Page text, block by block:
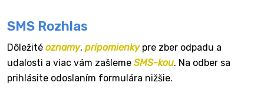
SMS Rozhlas
Dôležité oznamy, pripomienkypre zber odpadu a
udalosti a viac vám zašleme SMS-kou. Na odber sa
prihlásite odoslaním formulára nižšie.